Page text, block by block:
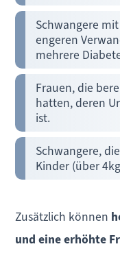
Schwangere
engeren
mehrere
Frauen, die
hatten, deren
ist.
Schwangere,
Kinder (über
Zusätzlich können
und eine erhöhte